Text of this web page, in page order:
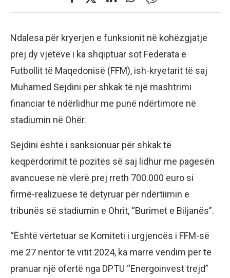
Ndalesa për kryerjen e funksionit në kohëzgjatje
prej dy vjetëve i ka shqiptuar sot Federata e
Futbollit të Maqedonisë (FFM), ish-kryetarit të saj
Muhamed Sejdini për shkak të një mashtrimi
financiar të ndërlidhur me punë ndërtimore në
stadiumin në Ohër.
Sejdini është i sanksionuar për shkak të
keqpërdorimit të pozitës së saj lidhur me pagesën
avancuese në vlerë prej rreth 700.000 euro si
firmë-realizuese të detyruar për ndërtiimin e
tribunës së stadiumin e Ohrit, “Burimet e Biljanës”.
“Është vërtetuar se Komiteti i urgjencës i FFM-së
më 27 nëntor të vitit 2024, ka marrë vendim për të
pranuar një ofertë nga DPTU “Energoinvest trejd”